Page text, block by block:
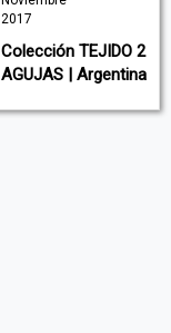
2017
Colección TEJIDO 2
AGUJAS | Argentina